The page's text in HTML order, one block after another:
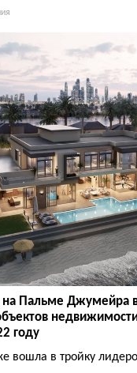
Пальме Джумейра
году
вошла в тройку